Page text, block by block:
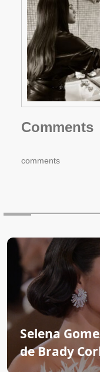
Comments
comments
Selena
de Brady